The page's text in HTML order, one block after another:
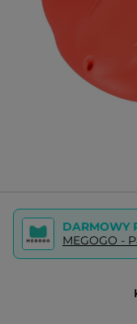
DARMOWY
MEGOGO -